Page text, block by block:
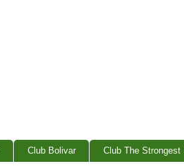
Club Bolivar Club The Strongest